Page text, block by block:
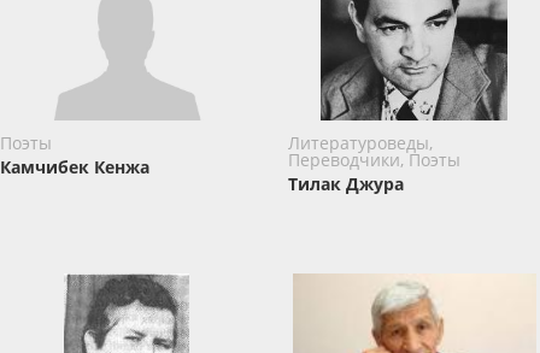
Поэты
Камчибек Кенжа
Литературоведы,
Переводчики, Поэты
Тилак Джура